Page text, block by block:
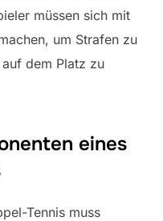
müssen sich mit
um Strafen zu
dem Platz zu
eines
Tennis muss